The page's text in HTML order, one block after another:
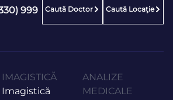
999 Caută Doctor Caută Locaţie
IMAGISTICĂ
Imagistică
ANALIZE
MEDICALE